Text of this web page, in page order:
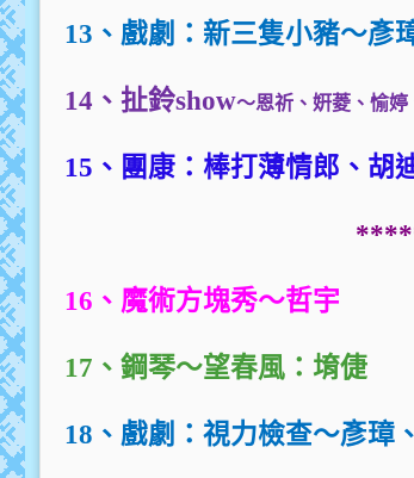
13 、戲劇：新三隻小豬～彥
14 、扯鈴show～恩祈、姸菱、愉婷
15 、團康：棒打薄情郎、胡
16 、魔術方塊秀～哲宇
17 、鋼琴～望春風：堉倢
18 、戲劇：視力檢查～彥璋